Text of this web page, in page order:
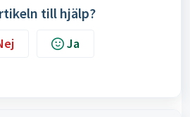
till hjälp?
Ja